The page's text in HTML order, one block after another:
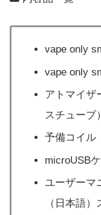
vape only
vape only
アトマイザ
スチューブ）
予備コイル
microUSB
ユーザーマ
（日本語